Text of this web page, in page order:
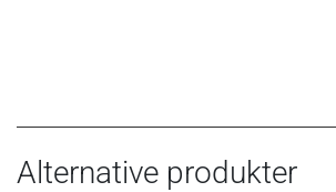
Alternative produkter